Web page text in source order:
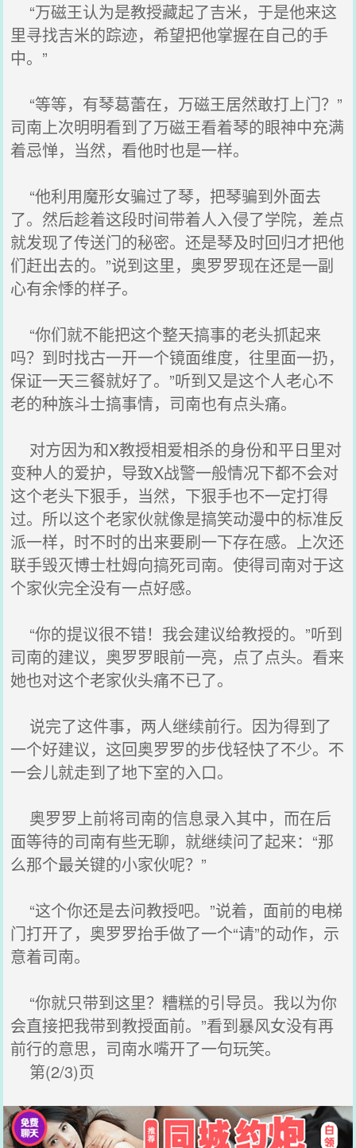
“万磁王认为是教授藏起了吉米，于是他来这
里寻找吉米的踪迹，希望把他掌握在自己的手
中。”
“等等，有琴葛蕾在，万磁王居然敢打上门？”
司南上次明明看到了万磁王看着琴的眼神中充满
着忌惮，当然，看他时也是一样。
“他利用魔形女骗过了琴，把琴骗到外面去
了。然后趁着这段时间带着人入侵了学院，差点
就发现了传送门的秘密。还是琴及时回归才把他
们赶出去的。”说到这里，奥罗罗现在还是一副
心有余悸的样子。
“你们就不能把这个整天搞事的老头抓起来
吗？到时找古一开一个镜面维度，往里面一扔，
保证一天三餐就好了。”听到又是这个人老心不
老的种族斗士搞事情，司南也有点头痛。
对方因为和X教授相爱相杀的身份和平日里对
变种人的爱护，导致X战警一般情况下都不会对
这个老头下狠手，当然，下狠手也不一定打得
过。所以这个老家伙就像是搞笑动漫中的标准反
派一样，时不时的出来要刷一下存在感。上次还
联手毁灭博士杜姆向搞死司南。使得司南对于这
个家伙完全没有一点好感。
“你的提议很不错！我会建议给教授的。”听到
司南的建议，奥罗罗眼前一亮，点了点头。看来
她也对这个老家伙头痛不已了。
说完了这件事，两人继续前行。因为得到了
一个好建议，这回奥罗罗的步伐轻快了不少。不
一会儿就走到了地下室的入口。
奥罗罗上前将司南的信息录入其中，而在后
面等待的司南有些无聊，就继续问了起来：“那
么那个最关键的小家伙呢？”
“这个你还是去问教授吧。”说着，面前的电梯
门打开了，奥罗罗抬手做了一个“请”的动作，示
意着司南。
“你就只带到这里？糟糕的引导员。我以为你
会直接把我带到教授面前。”看到暴风女没有再
前行的意思，司南水嘴开了一句玩笑。
第(2/3)页